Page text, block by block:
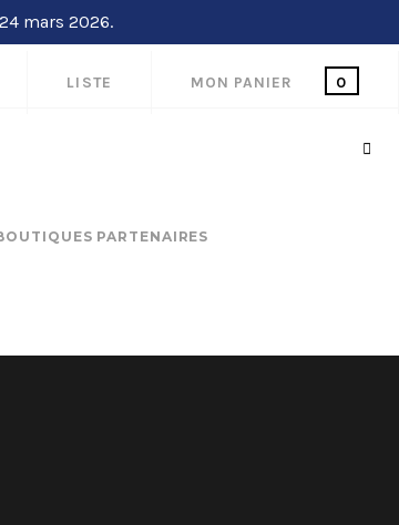
mars 2026.
MON PANIER 0
LISTE
PARTENAIRES